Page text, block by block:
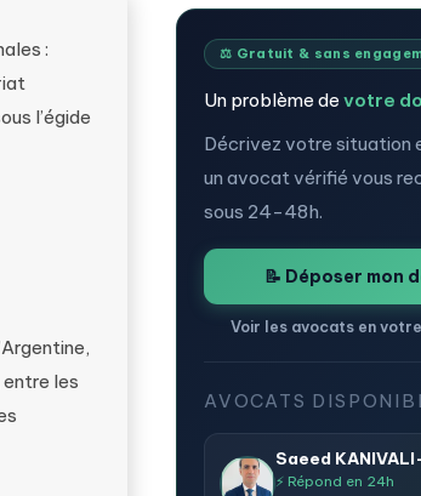
:
l’égide
entre les
⚖️ Gratuit & sans
Un problème de votre
Décrivez votre situation
un avocat vérifié vous
sous 24-48h.
📝 Déposer mon
Voir les avocats en
AVOCATS
Saeed
⚡ Répond en 24h